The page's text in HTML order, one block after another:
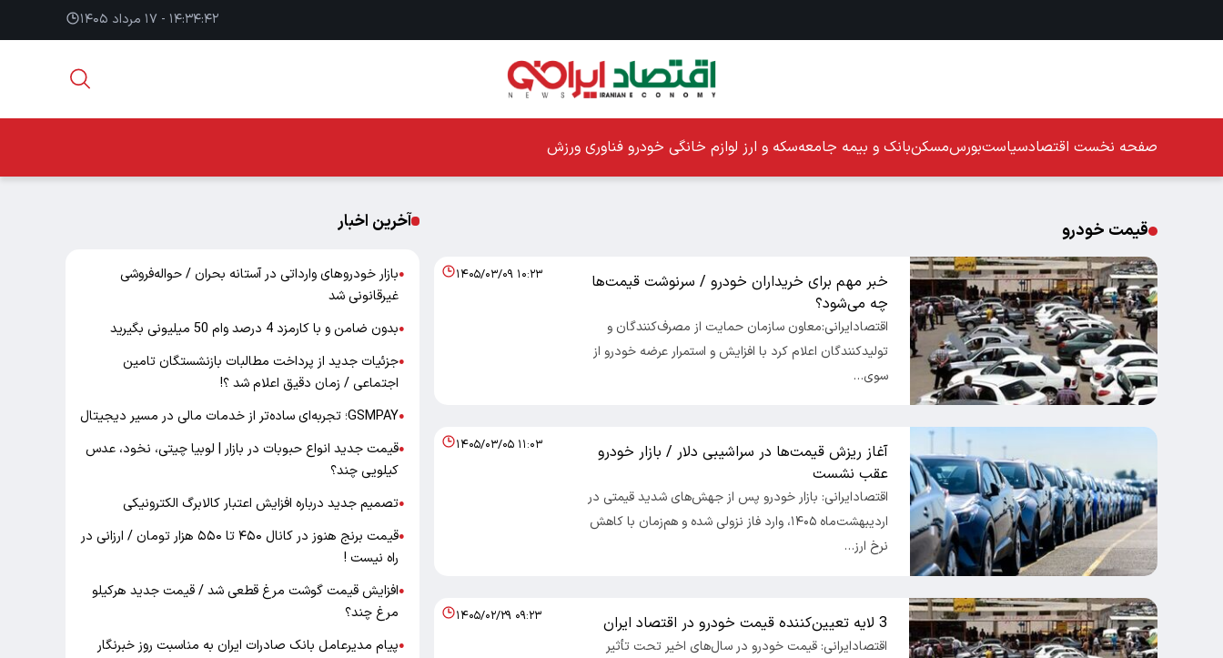
۱۴:۳۴:۴۳ - ۱۷ مرداد ۱۴۰۵
صفحه نخست اقتصادسیاستبورسمسکنبانک و بیمه جامعهسکه و ارز لوازم خانگی خودرو فناوری ورزش
قیمت خودرو
خبر مهم برای خریداران خودرو / سرنوشت قیمت‌ها
چه می‌شود؟
اقتصادایرانی:معاون سازمان حمایت از مصرف‌کنندگان و
تولیدکنندگان اعلام کرد با افزایش و استمرار عرضه خودرو از
سوی…
۱۴۰۵/۰۳/۰۹ ۱۰:۲۳
آغاز ریزش قیمت‌ها در سراشیبی دلار / بازار خودرو
عقب نشست
اقتصادایرانی: بازار خودرو پس از جهش‌های شدید قیمتی در
اردیبهشت‌ماه ۱۴۰۵، وارد فاز نزولی شده و هم‌زمان با کاهش
نرخ ارز…
۱۴۰۵/۰۳/۰۵ ۱۱:۰۳
3 لایه تعیین‌کننده قیمت خودرو در اقتصاد ایران
اقتصادایرانی: قیمت خودرو در سال‌های اخیر تحت تأثیر
۱۴۰۵/۰۲/۲۹ ۰۹:۲۳
آخرین اخبار
●بازار خودرو‌های وارداتی در آستانه بحران / حواله‌فروشی
غیرقانونی شد
●بدون ضامن و با کارمزد 4 درصد وام 50 میلیونی بگیرید
●جزئیات جدید از پرداخت مطالبات بازنشستگان تامین
اجتماعی / زمان دقیق اعلام شد ؟!
●GSMPAY؛ تجربه‌ای ساده‌تر از خدمات مالی در مسیر دیجیتال
●قیمت جدید انواع حبوبات در بازار | لوبیا چیتی، نخود، عدس
کیلویی چند؟
●تصمیم جدید درباره افزایش اعتبار کالابرگ الکترونیکی
●
قیمت برنج هنوز در کانال ۴۵۰ تا ۵۵۰ هزار تومان / ارزانی در
راه نیست !
●افزایش قیمت گوشت مرغ قطعی شد / قیمت جدید هرکیلو
مرغ چند؟
●پیام مدیرعامل بانک صادرات ایران به مناسبت روز خبرنگار